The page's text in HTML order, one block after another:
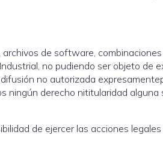
de software,
no pudiendo ser objeto de
no autorizada
derecho nititularidad alguna
de ejercer las acciones